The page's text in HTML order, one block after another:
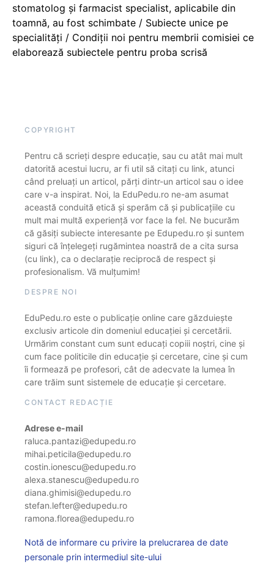
stomatolog și farmacist specialist, aplicabile din
toamnă, au fost schimbate / Subiecte unice pe
specialități / Condiții noi pentru membrii comisiei ce
elaborează subiectele pentru proba scrisă
COPYRIGHT
Pentru că scrieți despre educație, sau cu atât mai mult
datorită acestui lucru, ar fi util să citați cu link, atunci
când preluați un articol, părți dintr-un articol sau o idee
care v-a inspirat. Noi, la EduPedu.ro ne-am asumat
această conduită etică și sperăm că și publicațiile cu
mult mai multă experiență vor face la fel. Ne bucurăm
că găsiți subiecte interesante pe Edupedu.ro și suntem
siguri că înțelegeți rugămintea noastră de a cita sursa
(cu link), ca o declarație reciprocă de respect și
profesionalism. Vă mulțumim!
DESPRE NOI
EduPedu.ro este o publicație online care găzduiește
exclusiv articole din domeniul educației și cercetării.
Urmărim constant cum sunt educați copiii noștri, cine și
cum face politicile din educație și cercetare, cine și cum
îi formează pe profesori, cât de adecvate la lumea în
care trăim sunt sistemele de educație și cercetare.
CONTACT REDACȚIE
Adrese e-mail
raluca.pantazi@edupedu.ro
mihai.peticila@edupedu.ro
costin.ionescu@edupedu.ro
alexa.stanescu@edupedu.ro
diana.ghimisi@edupedu.ro
stefan.lefter@edupedu.ro
ramona.florea@edupedu.ro
Notă de informare cu privire la prelucrarea de date
personale prin intermediul site-ului